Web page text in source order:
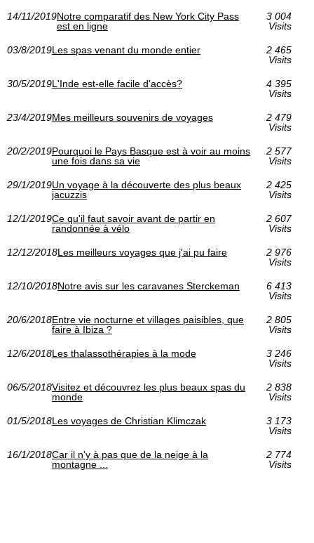
14/11/2019Notre comparatif des New York City Pass
est en ligne
3 004
Visits
03/8/2019Les spas venant du monde entier
2 465
Visits
30/5/2019L'Inde est-elle facile d'accès?
4 395
Visits
23/4/2019Mes meilleurs souvenirs de voyages
2 479
Visits
20/2/2019Pourquoi le Pays Basque est à voir au moins
une fois dans sa vie
2 577
Visits
29/1/2019Un voyage à la découverte des plus beaux
jacuzzis
2 425
Visits
12/1/2019Ce qu'il faut savoir avant de partir en
randonnée à vélo
2 607
Visits
12/12/2018Les meilleurs voyages que j'ai pu faire
2 976
Visits
12/10/2018Notre avis sur les caravanes Sterckeman
6 413
Visits
20/6/2018Entre vie nocturne et villages paisibles, que
faire à Ibiza ?
2 805
Visits
12/6/2018Les thalassothérapies à la mode
3 246
Visits
06/5/2018Visitez et découvrez les plus beaux spas du
monde
2 838
Visits
01/5/2018Les voyages de Christian Klimczak
3 173
Visits
16/1/2018Car il n'y à pas que de la neige à la
montagne ...
2 774
Visits